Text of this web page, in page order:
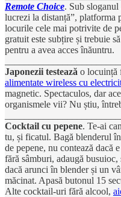
Remote Choice. Sub sloganul
lucrezi la distanță”, platforma
locurile cele mai potrivite de
gratuit este subțire și trebuie
pentru a avea acces înăuntru.
Japonezii testează o locuință
alimentate wireless cu
magnetic. Spectaculos, dar
organismele vii? Nu știu,
Cocktail cu pepene. Te-ai
tu, și ficatul. Bagă blenderul
de pepene, nu contează dacă
fără sâmburi, adaugă
dacă arunci în blender și un
măcinat. Apasă butonul 15
Alte cocktail-uri fără alcool,